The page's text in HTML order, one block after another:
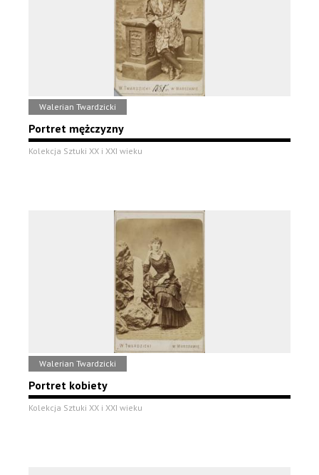
Walerian Twardzicki
Portret mężczyzny
Kolekcja Sztuki XX i XXI wieku
Walerian Twardzicki
Portret kobiety
Kolekcja Sztuki XX i XXI wieku